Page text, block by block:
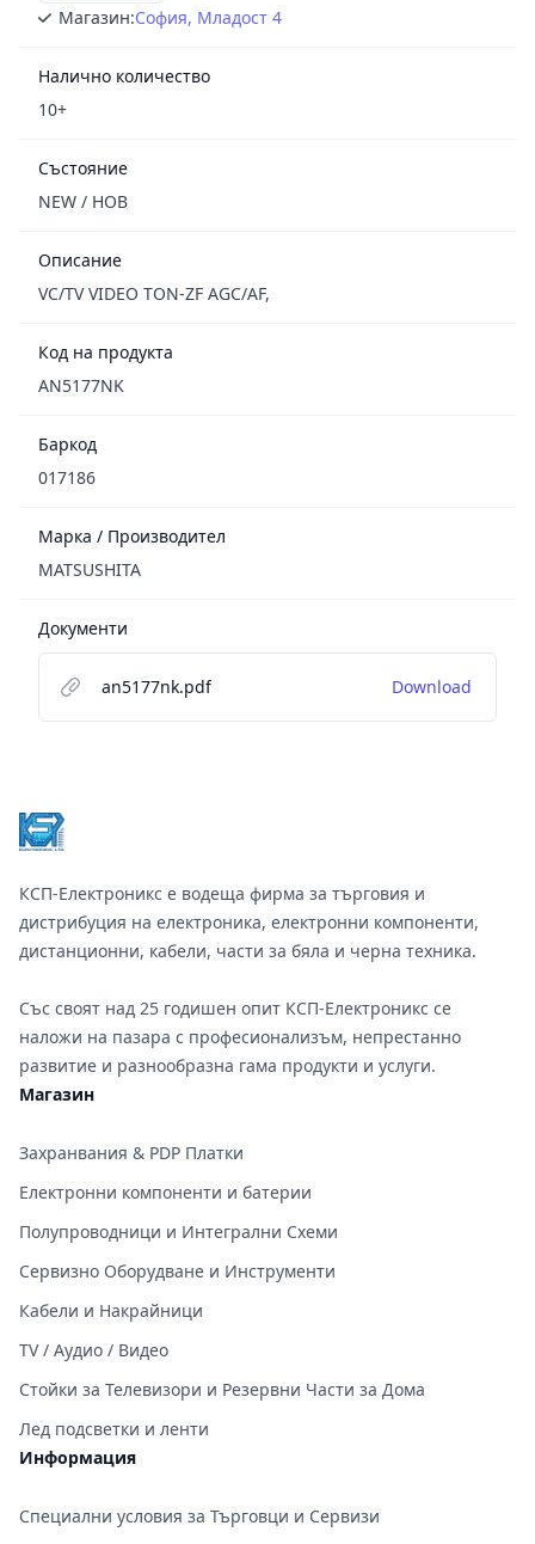
Магазин:София, Младост 4
Налично количество
10+
Състояние
NEW / НОВ
Описание
VC/TV VIDEO TON-ZF AGC/AF,
Код на продукта
AN5177NK
Баркод
017186
Марка / Производител
MATSUSHITA
Документи
an5177nk.pdf Download
КСП-Електроникс е водеща фирма за търговия и
дистрибуция на електроника, електронни компоненти,
дистанционни, кабели, части за бяла и черна техника.
Със своят над 25 годишен опит КСП-Електроникс се
наложи на пазара с професионализъм, непрестанно
развитие и разнообразна гама продукти и услуги.
Магазин
Захранвания & PDP Платки
Електронни компоненти и батерии
Полупроводници и Интегрални Схеми
Сервизно Оборудване и Инструменти
Кабели и Накрайници
TV / Аудио / Видео
Стойки за Телевизори и Резервни Части за Дома
Лед подсветки и ленти
Информация
Специални условия за Търговци и Сервизи